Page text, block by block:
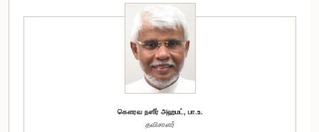
கௌரவ நஸீர் அஹமட், பா.உ.
தவிசாளர்